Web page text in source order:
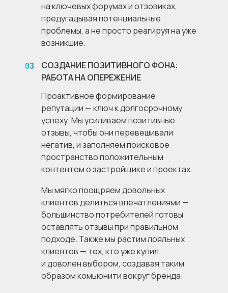
на ключевых форумах и отзовиках,
предугадывая потенциальные
проблемы, а не просто реагируя на уже
возникшие.
СОЗДАНИЕ ПОЗИТИВНОГО ФОНА:
РАБОТА НА ОПЕРЕЖЕНИЕ
Проактивное формирование
репутации — ключ к долгосрочному
успеху. Мы усиливаем позитивные
отзывы, чтобы они перевешивали
негатив, и заполняем поисковое
пространство положительным
контентом о застройщике и проектах.
Мы мягко поощряем довольных
клиентов делиться впечатлениями —
большинство потребителей готовы
оставлять отзывы при правильном
подходе. Также мы растим лояльных
клиентов — тех, кто уже купил
и доволен выбором, создавая таким
образом комьюнити вокруг бренда.
03